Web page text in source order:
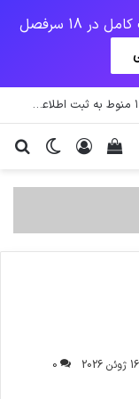
18 سرفصل
جهش آمریکایی کرونا و چالشی جدید برای واکسن/ آغاز توزیع واکسن از سوی اتحادیه کوواکس
تغییر ورود
دیدن سبد خرید
0